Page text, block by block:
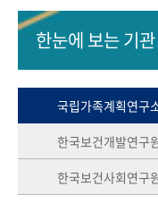
50+1 주년 기념
세계와 함께 한 KIHASA
VR 역사관
한눈에 보는기
국립가족계획연구
한국보건개발연구
한국보건사회연구